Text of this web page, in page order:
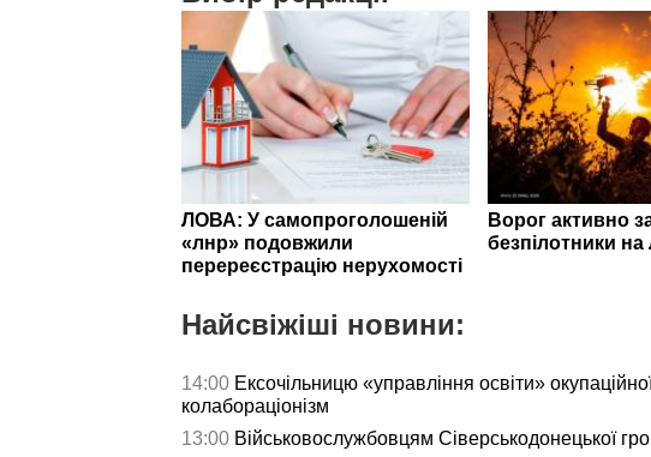
ЛОВА: У самопроголошеній
«лнр» подовжили
перереєстрацію нерухомості
Ворог активно
безпілотники
Найсвіжіші новини:
14:00 Ексочільницю «управління освіти»
колабораціонізм
13:00 Військовослужбовцям Сіверськодонецької